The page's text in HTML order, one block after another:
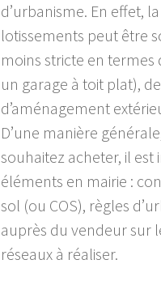
d’urbanisme. En effet,
lotissements peut être
moins stricte en
un garage à toit plat),
d’aménagement
D’une manière
souhaitez acheter, il est
éléments en mairie :
sol (ou COS), règles
auprès du vendeur sur
réseaux à réaliser.